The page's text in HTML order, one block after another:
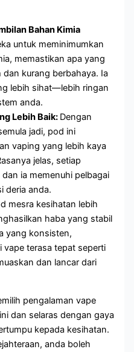
Bahan Kimia
untuk meminimumkan
memastikan apa yang
kurang berbahaya. Ia
lebih sihat—lebih ringan
anda.
Lebih Baik: Dengan
jadi, pod ini
vaping yang lebih kaya
jelas, setiap
ia memenuhi pelbagai
deria anda.
mesra kesihatan lebih
haba yang stabil
yang konsisten,
vape terasa tepat seperti
dan lancar dari
pengalaman vape
dan selaras dengan gaya
kepada kesihatan.
anda boleh